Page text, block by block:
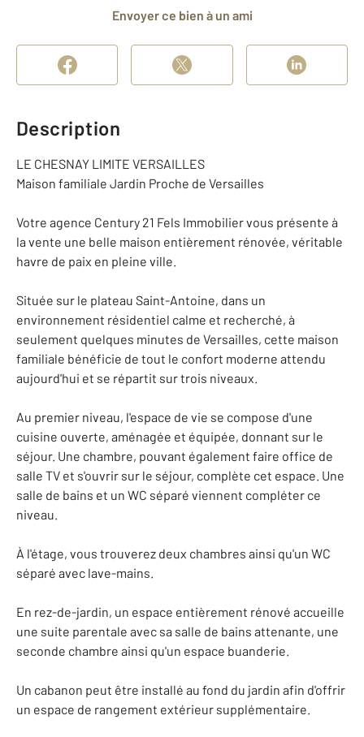
Envoyer ce bien à un ami
Description
LE CHESNAY LIMITE VERSAILLES
Maison familiale Jardin Proche de Versailles
Votre agence Century 21 Fels Immobilier vous présente à
la vente une belle maison entièrement rénovée, véritable
havre de paix en pleine ville.
Située sur le plateau Saint-Antoine, dans un
environnement résidentiel calme et recherché, à
seulement quelques minutes de Versailles, cette maison
familiale bénéficie de tout le confort moderne attendu
aujourd'hui et se répartit sur trois niveaux.
Au premier niveau, l'espace de vie se compose d'une
cuisine ouverte, aménagée et équipée, donnant sur le
séjour. Une chambre, pouvant également faire office de
salle TV et s'ouvrir sur le séjour, complète cet espace. Une
salle de bains et un WC séparé viennent compléter ce
niveau.
À l'étage, vous trouverez deux chambres ainsi qu'un WC
séparé avec lave-mains.
En rez-de-jardin, un espace entièrement rénové accueille
une suite parentale avec sa salle de bains attenante, une
seconde chambre ainsi qu'un espace buanderie.
Un cabanon peut être installé au fond du jardin afin d'offrir
un espace de rangement extérieur supplémentaire.